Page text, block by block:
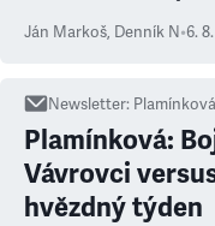
Ján Markoš, Denník N•6.
Newsletter: Plamínková
Plamínková:
Vávrovci
hvězdný týden